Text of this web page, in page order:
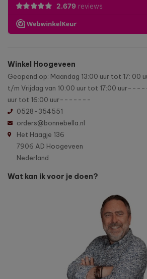
Winkel Hoogeveen
Geopend op: Maandag 13:00 uur tot 17:
t/m Vrijdag van 10:00 uur tot 17:00
uur tot 16:00 uur-------
0528-354551
orders@bonnebella.nl
Het Haagje 136
7906 AD Hoogeveen
Nederland
Wat kan ik voor je doen?